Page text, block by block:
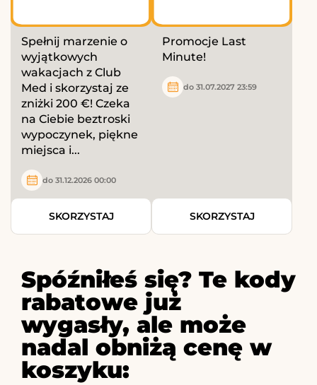
Spełnij marzenie o
wyjątkowych
wakacjach z Club
Med i skorzystaj ze
zniżki 200 €! Czeka
na Ciebie beztroski
wypoczynek, piękne
miejsca i...
do 31.12.2026 00:00
SKORZYSTAJ
Promocje Last
Minute!
do 31.07.2027 23:59
SKORZYSTAJ
Spóźniłeś się? Te kody
rabatowe już
wygasły, ale może
nadal obniżą cenę w
koszyku: